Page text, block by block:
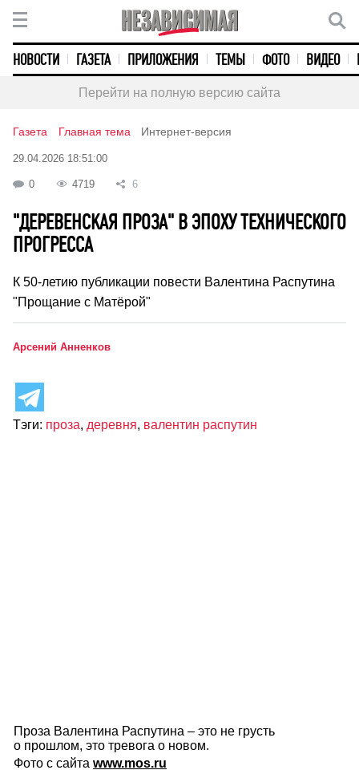
НОВОСТИ ГАЗЕТА ПРИЛОЖЕНИЯ ТЕМЫ ФОТО ВИДЕО
Перейти на полную версию сайта
Газета Главная тема Интернет-версия
29.04.2026 18:51:00
0 4719 6
"ДЕРЕВЕНСКАЯ ПРОЗА" В ЭПОХУ ТЕХНИЧЕСКОГО
ПРОГРЕССА
К 50-летию публикации повести Валентина Распутина
"Прощание с Матёрой"
Арсений Анненков
Тэги: проза, деревня, валентин распутин
Проза Валентина Распутина – это не грусть
о прошлом, это тревога о новом.
Фото с сайта www.mos.ru